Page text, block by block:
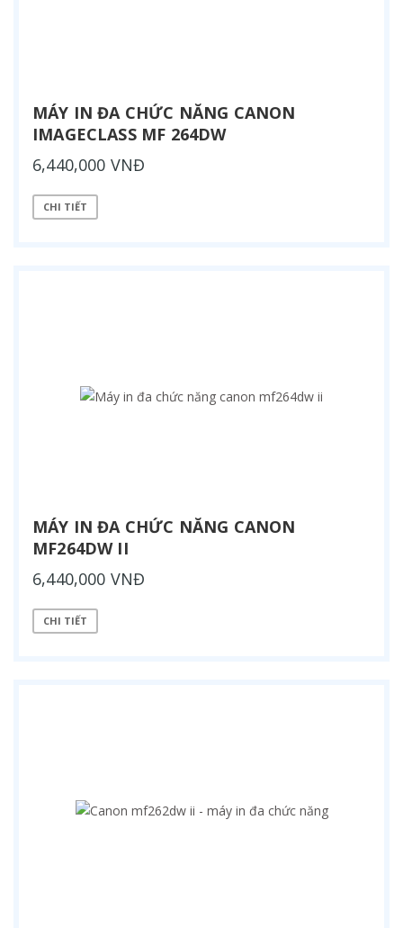
MÁY IN ĐA CHỨC NĂNG CANON
IMAGECLASS MF 264DW
6,440,000 VNĐ
CHI TIẾT
MÁY IN ĐA CHỨC NĂNG CANON
MF264DW II
6,440,000 VNĐ
CHI TIẾT